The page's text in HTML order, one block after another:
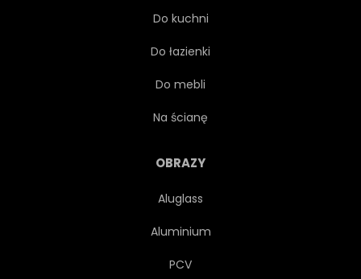
UNITED STATES
UNITED STATES
DEMOKRACJI
Do kuchni
Do łazienki
Do mebli
Na ścianę
OBRAZY
Aluglass
Aluminium
PCV